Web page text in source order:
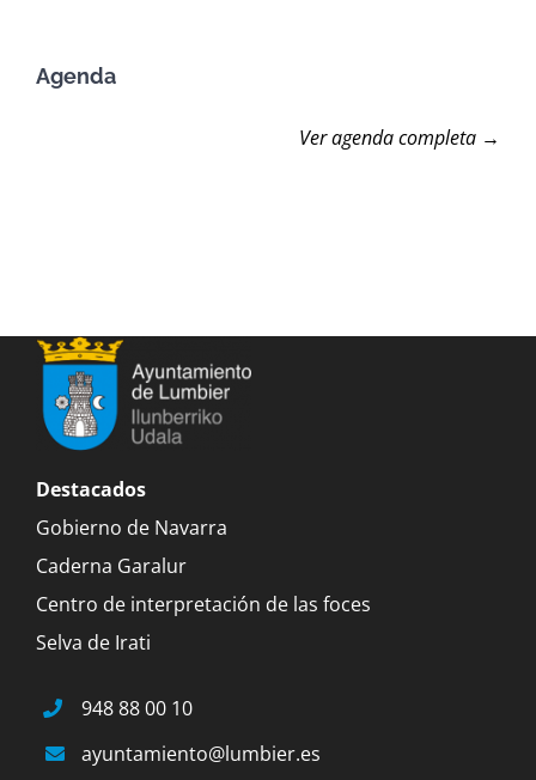
Agenda
Ver agenda completa →
Destacados
Gobierno de Navarra
Caderna Garalur
Centro de interpretación de las foces
Selva de Irati
948 88 00 10
ayuntamiento@lumbier.es